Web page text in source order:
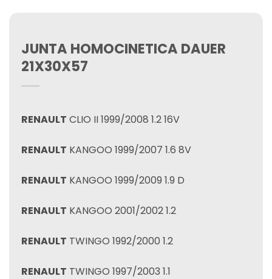
JUNTA HOMOCINETICA DAUER
21X30X57
RENAULT CLIO II 1999/2008 1.2 16V
RENAULT KANGOO 1999/2007 1.6 8V
RENAULT KANGOO 1999/2009 1.9 D
RENAULT KANGOO 2001/2002 1.2
RENAULT TWINGO 1992/2000 1.2
RENAULT TWINGO 1997/2003 1.1